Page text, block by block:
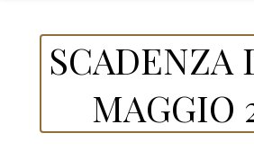
SCADENZA
MAGGIO